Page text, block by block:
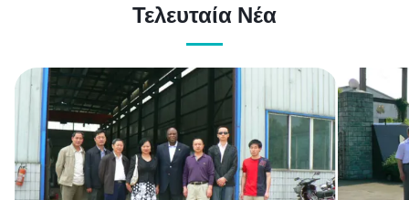
Τελευταία Νέα